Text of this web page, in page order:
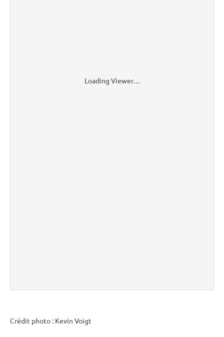
Loading Viewer…
Crédit photo : Kevin Voigt